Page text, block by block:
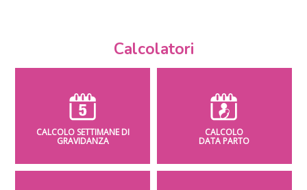
Calcolatori
CALCOLO SETTIMANE DI
GRAVIDANZA
CALCOLO
DATA PARTO